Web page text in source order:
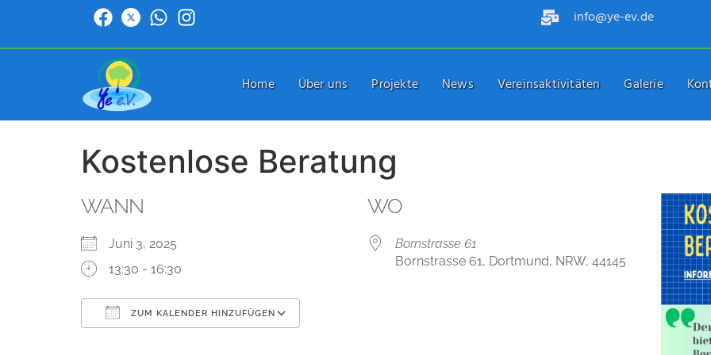
info@ye-ev.de
Home Über uns Projekte News Vereinsaktivitäten Galerie
Kostenlose Beratung
WANN
Juni 3, 2025
13:30 - 16:30
ZUM KALENDER HINZUFÜGEN
WO
Bornstrasse 61
Bornstrasse 61, Dortmund, NRW, 44145